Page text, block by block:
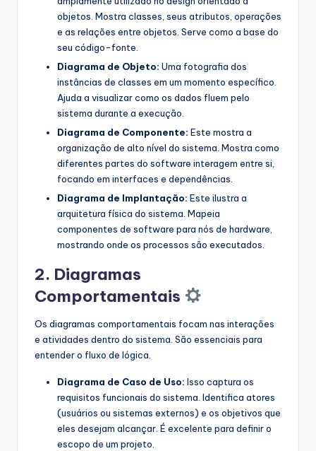
objetos. Mostra classes, seus atributos, operações
e as relações entre objetos. Serve como a base do
seu código-fonte.
Diagrama de Objeto: Uma fotografia dos
instâncias de classes em um momento específico.
Ajuda a visualizar como os dados fluem pelo
sistema durante a execução.
Diagrama de Componente: Este mostra a
organização de alto nível do sistema. Mostra como
diferentes partes do software interagem entre si,
focando em interfaces e dependências.
Diagrama de Implantação: Este ilustra a
arquitetura física do sistema. Mapeia
componentes de software para nós de hardware,
mostrando onde os processos são executados.
2. Diagramas
Comportamentais
Os diagramas comportamentais focam nas interações
e atividades dentro do sistema. São essenciais para
entender o fluxo de lógica.
Diagrama de Caso de Uso: Isso captura os
requisitos funcionais do sistema. Identifica atores
(usuários ou sistemas externos) e os objetivos que
eles desejam alcançar. É excelente para definir o
escopo de um projeto.